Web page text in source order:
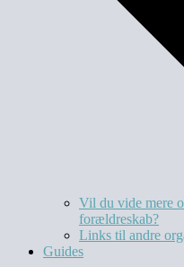
Vil du vide mere
forældreskab?​
Links til andre
Guides